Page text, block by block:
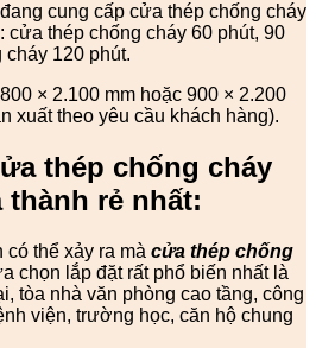
cung cấp cửa thép chống cháy
thép chống cháy 60 phút, 90
cháy 120 phút.
× 2.100 mm hoặc 900 × 2.200
xuất theo yêu cầu khách hàng).
thép chống cháy
rẻ nhất:
thể xảy ra mà cửa thép chống
chọn lắp đặt rất phổ biến nhất là
tòa nhà văn phòng cao tầng, công
viện, trường học, căn hộ chung